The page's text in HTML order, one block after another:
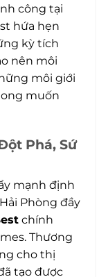
công tại
hứa hẹn
kỳ tích
nên môi
môi giới
muốn
Phá, Sứ
mạnh định
Phòng đầy
chính
Thương
cho thị
tạo được